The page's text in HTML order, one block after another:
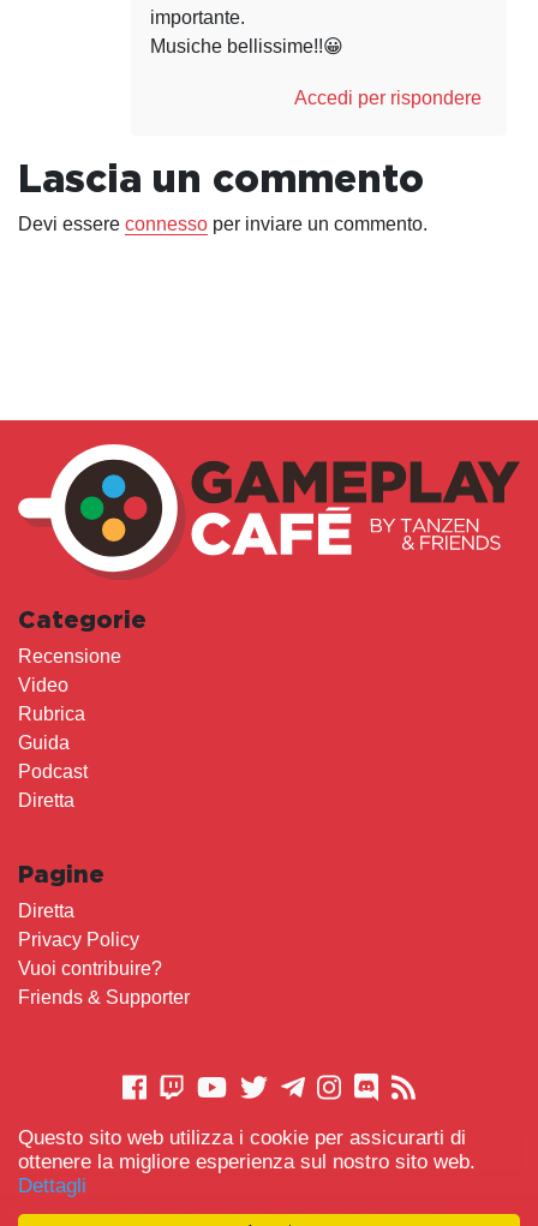
Questo sito web utilizza i cookie per assicurarti di
ottenere la migliore esperienza sul nostro sito web.
Dettagli
importante.
Musiche bellissime!!😀
Accedi per rispondere
Lascia un commento
Devi essere connesso per inviare un commento.
Categorie
Recensione
Video
Rubrica
Guida
Podcast
Diretta
Pagine
Diretta
Privacy Policy
Vuoi contribuire?
Friends & Supporter
CONTATTACI
© 2021 Gameplay.Cafe made with Scemo chi Legge-